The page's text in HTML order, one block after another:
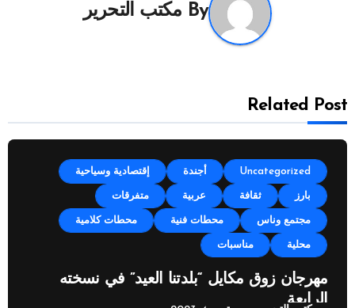
By مكتب التحرير
Related Post
Uncategorized أجندة إقتصادية وسياحية
بارز ثقافة عربية متفرقات
مجتمع وناس محطات فنية محطات كلامية
محلية مناسبات
مهرجان زوق مكايل “بلدتنا العيد” في نسخته
الرابعة